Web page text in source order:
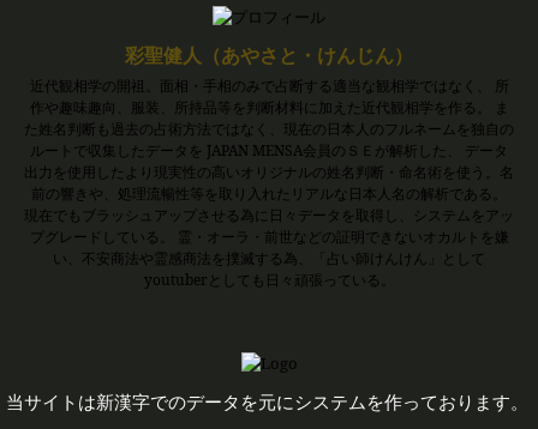
彩聖健人（あやさと・けんじん）
近代観相学の開祖。面相・手相のみで占断する適当な観相学ではなく、 所
作や趣味趣向、服装、所持品等を判断材料に加えた近代観相学を作る。 ま
た姓名判断も過去の占術方法ではなく、現在の日本人のフルネームを独自の
ルートで収集したデータを JAPAN MENSA会員のＳＥが解析した、 データ
出力を使用したより現実性の高いオリジナルの姓名判断・命名術を使う。名
前の響きや、処理流暢性等を取り入れたリアルな日本人名の解析である。
現在でもブラッシュアップさせる為に日々データを取得し、システムをアッ
プグレードしている。 霊・オーラ・前世などの証明できないオカルトを嫌
い、不安商法や霊感商法を撲滅する為、「占い師けんけん」として
youtuberとしても日々頑張っている。
当サイトは新漢字でのデータを元にシステムを作っております。